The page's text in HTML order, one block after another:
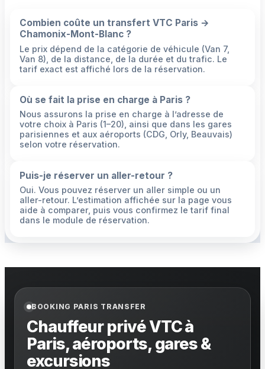
Combien coûte un transfert VTC Paris →
Chamonix-Mont-Blanc ?
Le prix dépend de la catégorie de véhicule (Van 7,
Van 8), de la distance, de la durée et du trafic. Le
tarif exact est affiché lors de la réservation.
Où se fait la prise en charge à Paris ?
Nous assurons la prise en charge à l’adresse de
votre choix à Paris (1–20), ainsi que dans les gares
parisiennes et aux aéroports (CDG, Orly, Beauvais)
selon votre réservation.
Puis-je réserver un aller-retour ?
Oui. Vous pouvez réserver un aller simple ou un
aller-retour. L’estimation affichée sur la page vous
aide à comparer, puis vous confirmez le tarif final
dans le module de réservation.
BOOKING PARIS TRANSFER
Chauffeur privé VTC à
Paris, aéroports, gares &
excursions